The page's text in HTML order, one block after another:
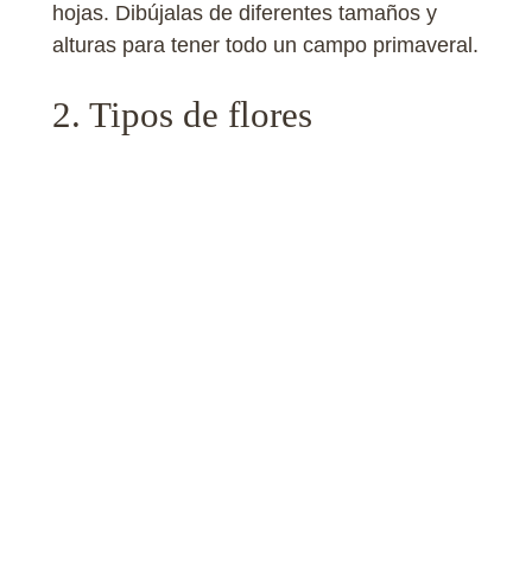
hojas. Dibújalas de diferentes tamaños y
alturas para tener todo un campo primaveral.
2. Tipos de flores